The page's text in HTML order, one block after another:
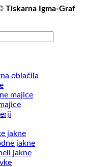
Tiskarna Igma-Graf
oblačila
majice
jakne
jakne
jakne